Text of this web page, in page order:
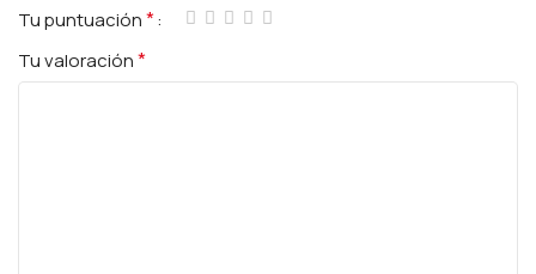
Tu puntuación*
Tu valoración*